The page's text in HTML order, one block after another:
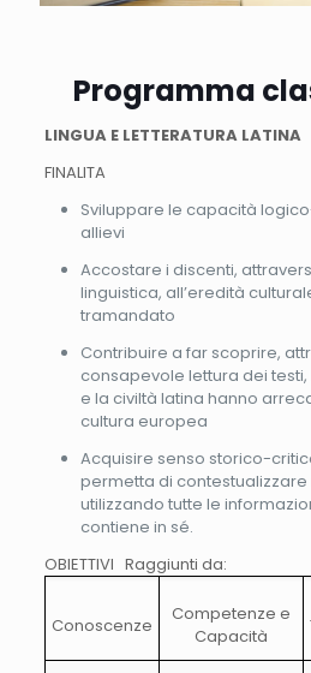
Programma
LINGUA E LETTERATURA LATINA
FINALITA
Sviluppare le capacità
allievi
Accostare i discenti,
linguistica, all’eredità
tramandato
Contribuire a far scoprire,
consapevole lettura dei
e la civiltà latina hanno
cultura europea
Acquisire senso storico-
permetta di contestualizzare
utilizzando tutte le
contiene in sé.
OBIETTIVI Raggiunti da:
Conoscenze
Competenze e
Capacità